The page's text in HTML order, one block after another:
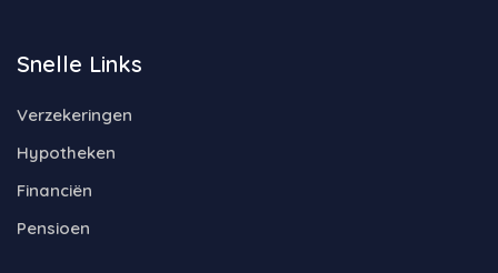
Snelle Links
Verzekeringen
Hypotheken
Financiën
Pensioen